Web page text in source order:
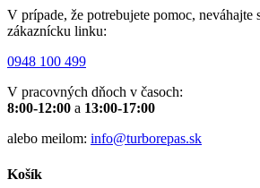
V prípade, že potrebujete pomoc, neváhajte
zákaznícku linku:
0948 100 499
V pracovných dňoch v časoch:
8:00-12:00 a 13:00-17:00
alebo meilom: info@turborepas.sk
Košík